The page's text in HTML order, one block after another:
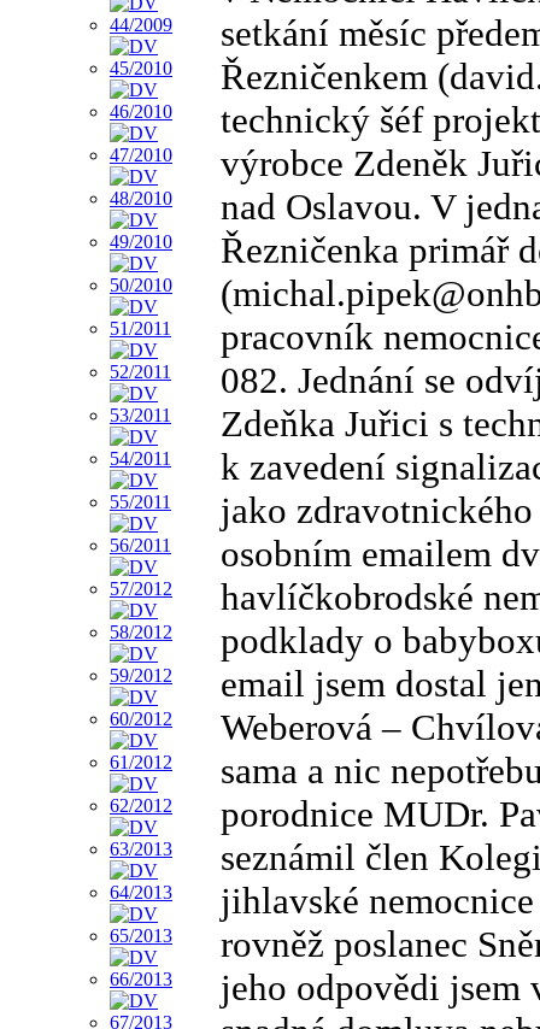
setkání měsíc
Řezničenkem
technický šéf
výrobce Zdeněk
nad Oslavou. V
Řezničenka primář
pracovník
082. Jednání se
Zdeňka Juřici s
k zavedení
jako
osobním emailem
havlíčkobrodské
podklady o
email jsem dostal
Weberová –
sama a nic
porodnice MUDr.
seznámil člen
jihlavské
rovněž poslanec
jeho odpovědi jsem